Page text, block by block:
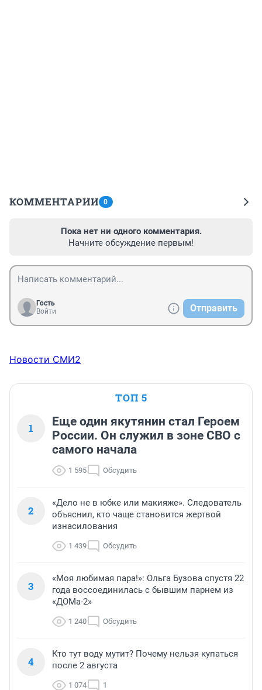
КОММЕНТАРИИ 0
Пока нет ни одного комментария.
Начните обсуждение первым!
Гость
Войти
Отправить
Новости СМИ2
ТОП 5
1
Еще один якутянин стал Героем
России. Он служил в зоне СВО с
самого начала
1 595 Обсудить
2
«Дело не в юбке или макияже». Следователь
объяснил, кто чаще становится жертвой
изнасилования
1 439 Обсудить
3
«Моя любимая пара!»: Ольга Бузова спустя 22
года воссоединилась с бывшим парнем из
«ДОМа-2»
1 240 Обсудить
4
Кто тут воду мутит? Почему нельзя купаться
после 2 августа
1 074 1